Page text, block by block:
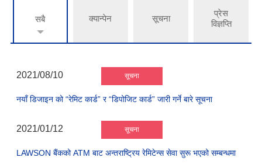
सबै क्यान्पेन सूचना
प्रेस
विज्ञप्ति
2021/08/10 सूचना
नयाँ डिजाइन को “रेमिट कार्ड” र “डिपोजिट कार्ड” जारी गर्ने बारे सूचना
2021/01/12 सूचना
LAWSON बैंकको ATM बाट अन्तराष्ट्रिय रेमिटेन्स सेवा सुरू भएको सम्बन्धमा